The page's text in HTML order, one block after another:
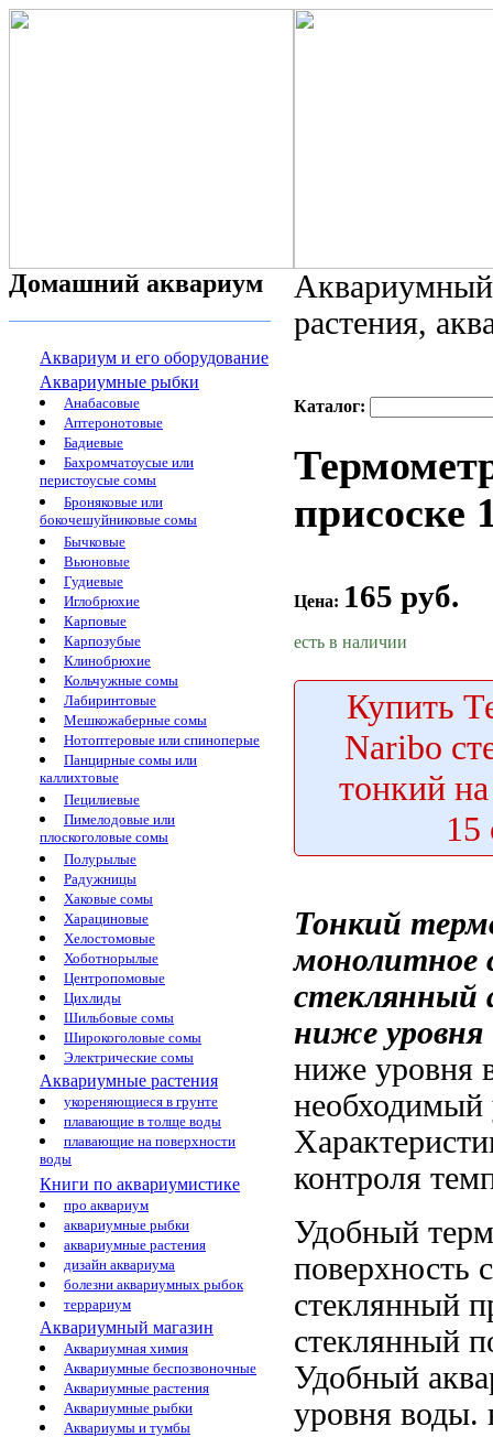
Домашний аквариум
Аквариум и его оборудование
Аквариумные рыбки
Анабасовые
Аптеронотовые
Бадиевые
Бахромчатоусые или
перистоусые сомы
Броняковые или
бокочешуйниковые сомы
Бычковые
Вьюновые
Гудиевые
Иглобрюхие
Карповые
Карпозубые
Клинобрюхие
Кольчужные сомы
Лабиринтовые
Мешкожаберные сомы
Нотоптеровые или спиноперые
Панцирные сомы или
каллихтовые
Пецилиевые
Пимелодовые или
плоскоголовые сомы
Полурылые
Радужницы
Хаковые сомы
Харациновые
Хелостомовые
Хоботнорылые
Центропомовые
Цихлиды
Шильбовые сомы
Широкоголовые сомы
Электрические сомы
Аквариумные растения
укореняющиеся в грунте
плавающие в толще воды
плавающие на поверхности
воды
Книги по аквариумистике
про аквариум
аквариумные рыбки
аквариумные растения
дизайн аквариума
болезни аквариумных рыбок
террариум
Аквариумный магазин
Аквариумная химия
Аквариумные беспозвоночные
Аквариумные растения
Аквариумные рыбки
Аквариумы и тумбы
растения,
Каталог:
присоске
Цена: 165 руб.
есть в наличии
Купить
Naribo
тонкий
15
Тонкий
монолитное
стеклянный
ниже уровня
ниже уровня
необходимый
контроля
Удобный
поверхность
стеклянный
стеклянный
Удобный
уровня воды.